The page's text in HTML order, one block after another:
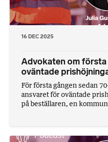
16 DEC 2025
Advokaten om
oväntade
För första gången sedan
ansvaret för oväntade
på beställaren, en